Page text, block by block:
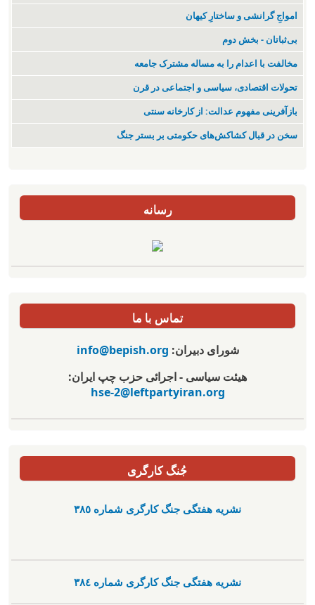
‌امواجِ گرانشی و ساختارِ کیهان
بی‌ثباتان - بخش دوم
مخالفت با اعدام را به مساله مشترک جامعه
تحولات اقتصادی، سیاسی و اجتماعی در قرن
بازآفرینی مفهوم عدالت: از کارخانه سنتی
سخن در قبال کشاکش‌های حکومتی بر بستر جنگ
رسانه
تماس با ما
شورای دبیران:info@bepish.org
هیئت سیاسی - اجرائی حزب چپ ایران:
hse-2@leftpartyiran.org
جُنگ کارگری
نشریە هفتگی جنگ کارگری شمارە ٣٨٥
نشریە هفتگی جنگ کارگری شمارە ٣٨٤